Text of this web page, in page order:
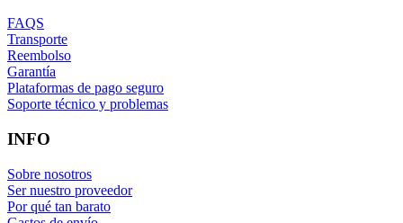
FAQS
Transporte
Reembolso
Garantía
Plataformas de pago seguro
Soporte técnico y problemas
INFO
Sobre nosotros
Ser nuestro proveedor
Por qué tan barato